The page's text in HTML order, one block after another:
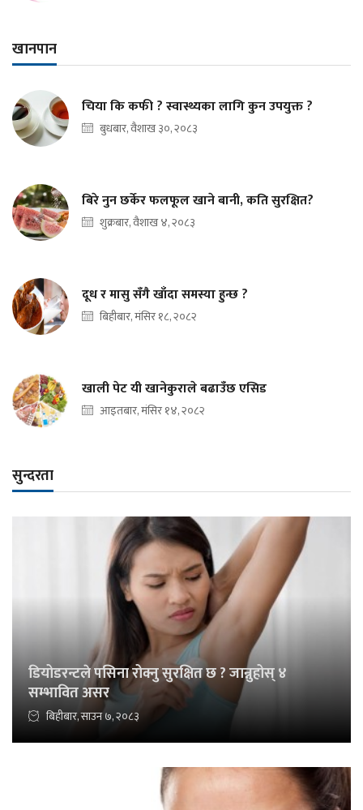
खानपान
चिया कि कफी ? स्वास्थ्यका लागि कुन उपयुक्त ?
बुधबार, वैशाख ३०, २०८३
बिरे नुन छर्केर फलफूल खाने बानी, कति सुरक्षित?
शुक्रबार, वैशाख ४, २०८३
दूध र मासु सँगै खाँदा समस्या हुन्छ ?
बिहीबार, मंसिर १८, २०८२
खाली पेट यी खानेकुराले बढाउँछ एसिड
आइतबार, मंसिर १४, २०८२
सुन्दरता
डियोडरन्टले पसिना रोक्नु सुरक्षित छ ? जान्नुहोस् ४
सम्भावित असर
बिहीबार, साउन ७, २०८३